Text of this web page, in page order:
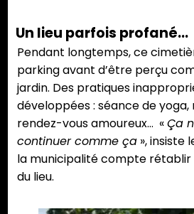
PhN)
Un lieu parfois profané…
Pendant longtemps, ce
parking avant d’être perçu
jardin. Des pratiques
développées : séance de
rendez-vous amoureux… «Ça
continuer comme ça », insiste
la municipalité compte rétablir
du lieu.